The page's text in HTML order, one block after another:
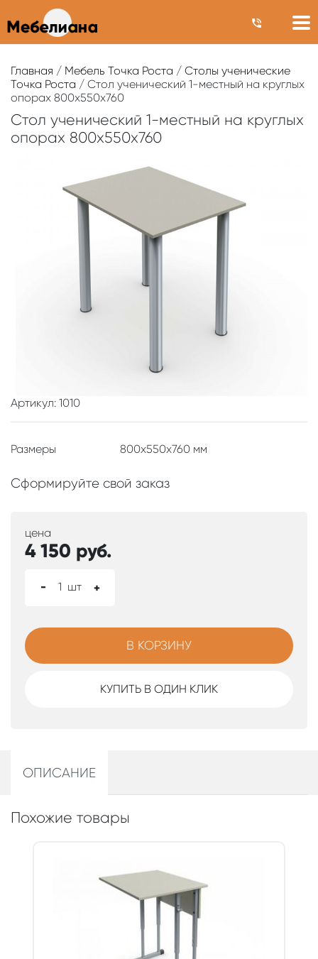
Главная / Мебель Точка Роста / Столы ученические
Точка Роста / Стол ученический 1-местный на круглых
опорах 800х550х760
Стол ученический 1-местный на круглых
опорах 800х550х760
Артикул: 1010
Размеры 800x550x760 мм
Сформируйте свой заказ
цена
4 150 руб.
- 1 шт +
В КОРЗИНУ
КУПИТЬ В ОДИН КЛИК
ОПИСАНИЕ
Похожие товары